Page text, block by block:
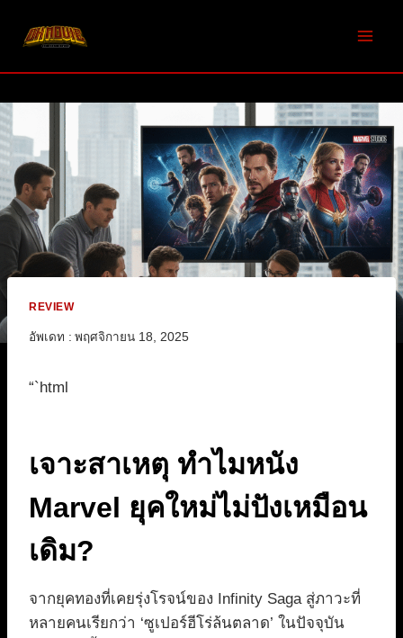
REVIEW
อัพเดท : พฤศจิกายน 18, 2025
“`html
เจาะสาเหตุ ทำไมหนัง
Marvel ยุคใหม่ไม่ปังเหมือน
เดิม?
จากยุคทองที่เคยรุ่งโรจน์ของ Infinity Saga สู่ภาวะที่
หลายคนเรียกว่า ‘ซูเปอร์ฮีโร่ล้นตลาด’ ในปัจจุบัน